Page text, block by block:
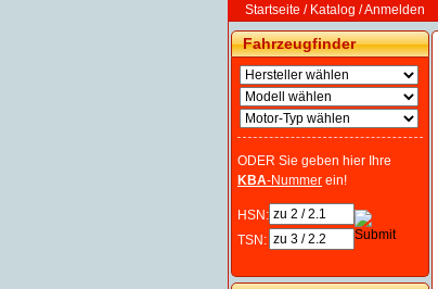
Startseite / Katalog /Anmelden
Fahrzeugfinder
ODER Sie geben hier Ihre
KBA-Nummer ein!
HSN:
TSN: